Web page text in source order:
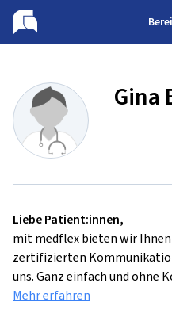
B
Gina
Liebe Patient:innen,
mit medflex bieten wir
zertifizierten
uns. Ganz einfach und ohne
Mehr erfahren